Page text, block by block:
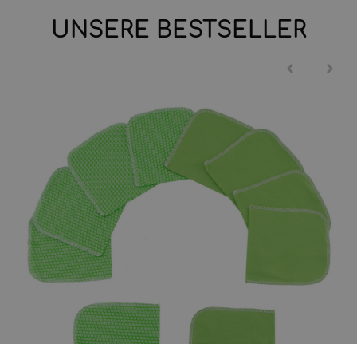
UNSERE BESTSELLER